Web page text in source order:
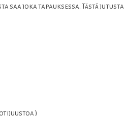
saa joka tapauksessa. Tästä
)